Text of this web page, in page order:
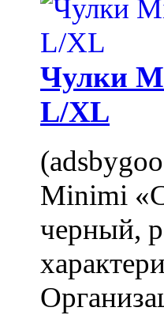
Чулки
L/XL
Minimi
черный,